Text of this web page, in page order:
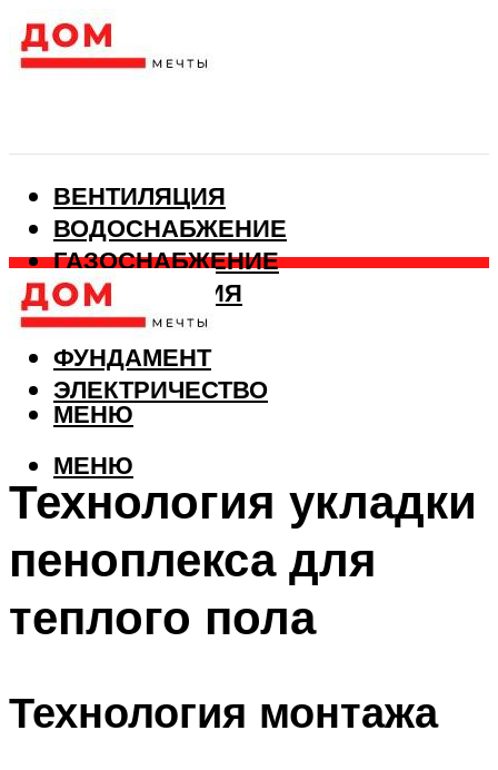
ВЕНТИЛЯЦИЯ
ВОДОСНАБЖЕНИЕ
ГАЗОСНАБЖЕНИЕ
КАНАЛИЗАЦИЯ
ОТОПЛЕНИЕ
ФУНДАМЕНТ
ЭЛЕКТРИЧЕСТВО
МЕНЮ
МЕНЮ
Технология укладки
пеноплекса для
теплого пола
Технология монтажа